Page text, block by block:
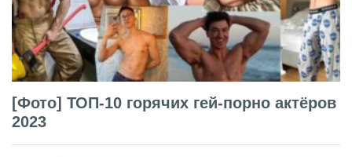
[Фото] ТОП-10 горячих гей-порно актёров
2023